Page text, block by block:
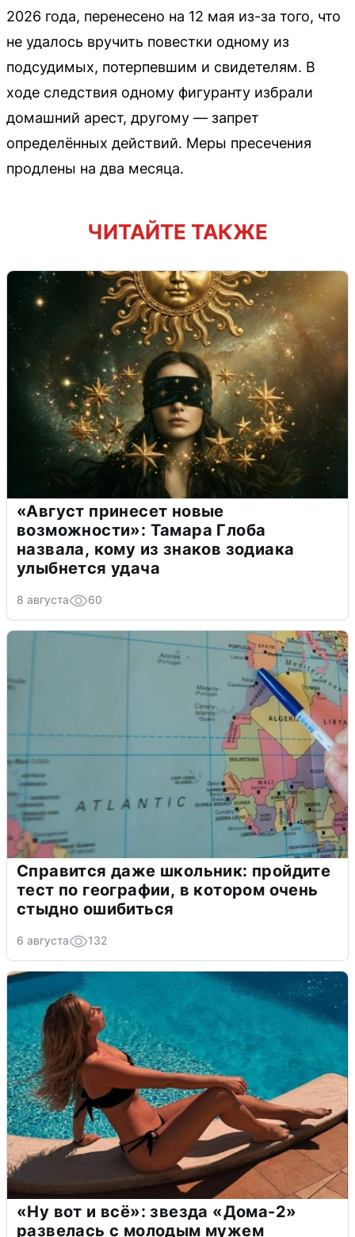
2026 года, перенесено на 12 мая из-за того, что
не удалось вручить повестки одному из
подсудимых, потерпевшим и свидетелям. В
ходе следствия одному фигуранту избрали
домашний арест, другому — запрет
определённых действий. Меры пресечения
продлены на два месяца.
ЧИТАЙТЕ ТАКЖЕ
«Август принесет новые
возможности»: Тамара Глоба
назвала, кому из знаков зодиака
улыбнется удача
8 августа 60
Справится даже школьник: пройдите
тест по географии, в котором очень
стыдно ошибиться
6 августа 132
«Ну вот и всё»: звезда «Дома-2»
развелась с молодым мужем